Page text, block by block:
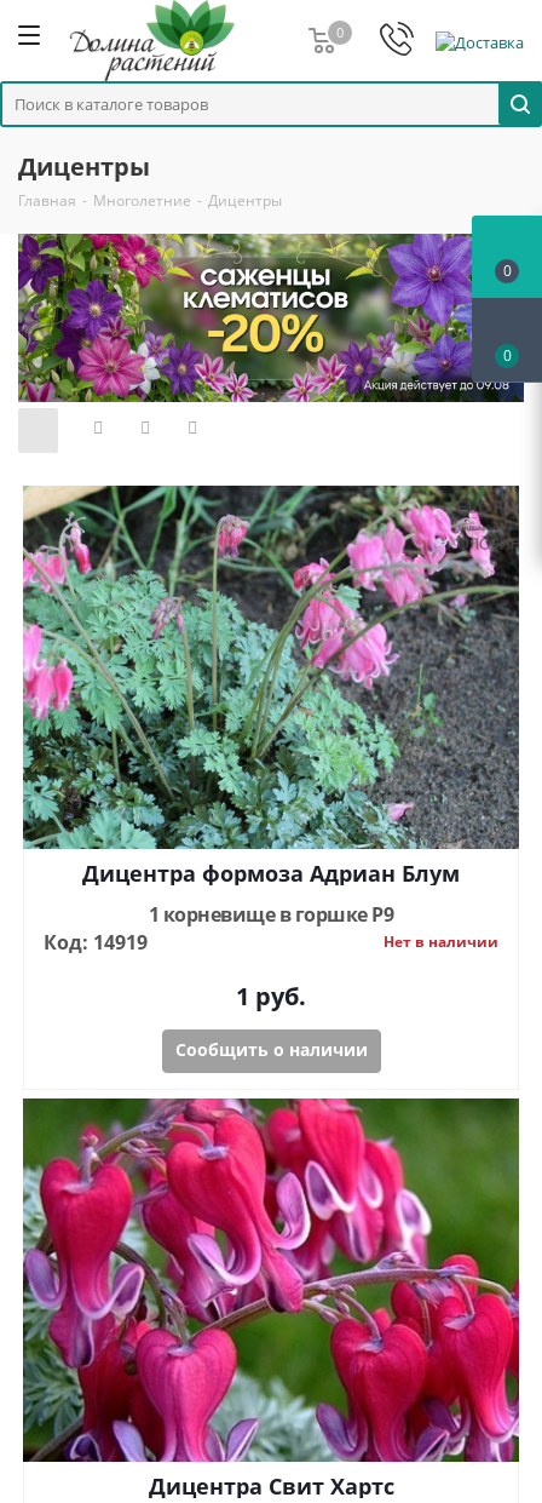
0
Дицентры
Главная - Многолетние - Дицентры
Дицентра формоза Адриан Блум
1 корневище в горшке Р9
Код: 14919
Нет в наличии
1 руб.
Сообщить о наличии
Дицентра Свит Хартс
0
0